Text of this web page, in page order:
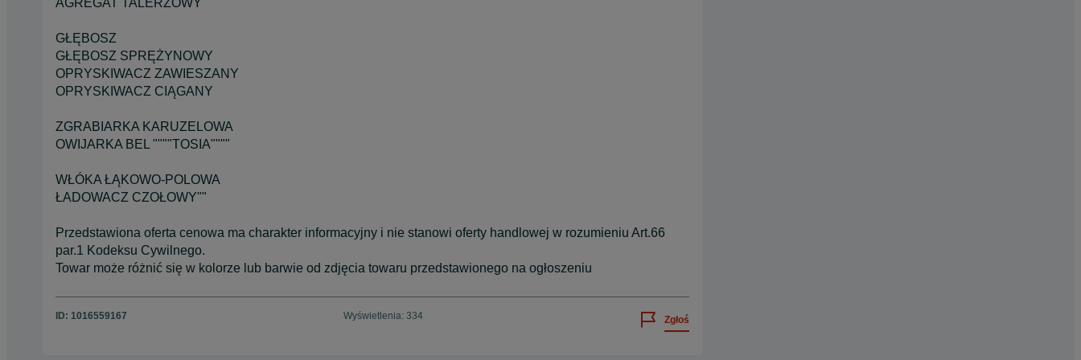
GŁĘBOSZ
GŁĘBOSZ SPRĘŻYNOWY
OPRYSKIWACZ ZAWIESZANY
OPRYSKIWACZ CIĄGANY
ZGRABIARKA KARUZELOWA
OWIJARKA BEL """"TOSIA""""
WŁÓKA ŁĄKOWO-POLOWA
ŁADOWACZ CZOŁOWY""
Przedstawiona oferta cenowa ma charakter informacyjny i nie stanowi oferty handlowej w rozumieniu Art.66
par.1 Kodeksu Cywilnego.
Towar może różnić się w kolorze lub barwie od zdjęcia towaru przedstawionego na ogłoszeniu
ID: 1016559167 Wyświetlenia: 334 Zgłoś